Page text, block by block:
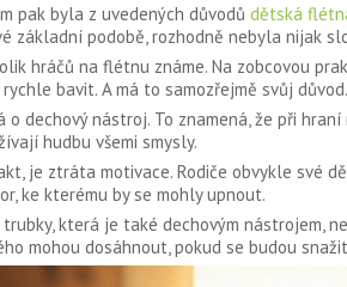
pak byla z uvedených důvodů dětská
základní podobě, rozhodně nebyla nijak
hráčů na flétnu známe. Na zobcovou
bavit. A má to samozřejmě svůj důvod.
o dechový nástroj. To znamená, že při
hudbu všemi smysly.
je ztráta motivace. Rodiče obvykle své
ke kterému by se mohly upnout.
která je také dechovým nástrojem,
mohou dosáhnout, pokud se budou